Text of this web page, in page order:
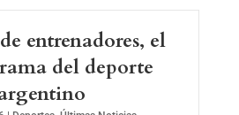
entrenadores, el
del deporte